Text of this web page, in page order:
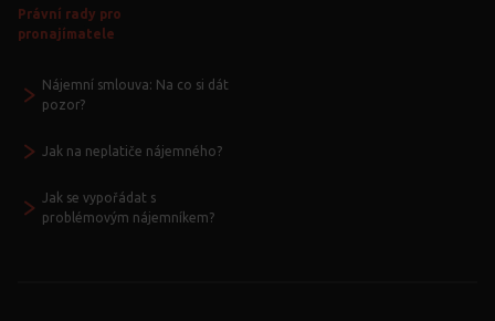
Právní rady pro
pronajímatele
Nájemní smlouva: Na co si dát
pozor?
Jak na neplatiče nájemného?
Jak se vypořádat s
problémovým nájemníkem?